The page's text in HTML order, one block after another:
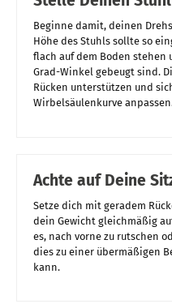
Beginne damit, deinen
Höhe des Stuhls sollte so
flach auf dem Boden
Grad-Winkel gebeugt sind.
Rücken unterstützen und
Wirbelsäulenkurve
Achte auf Deine
Setze dich mit geradem
dein Gewicht gleichmäßig
es, nach vorne zu rutschen
dies zu einer übermäßigen
kann.